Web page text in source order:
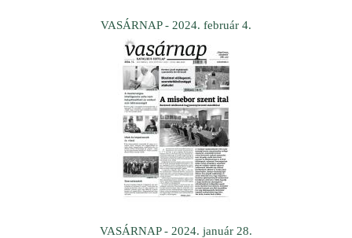
VASÁRNAP - 2024. február 4.
VASÁRNAP - 2024. január 28.